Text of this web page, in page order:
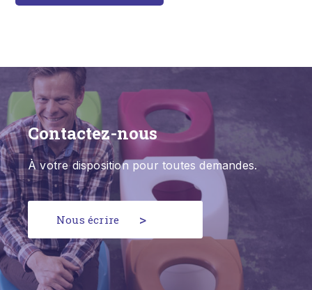
Contactez-nous
À votre disposition pour toutes demandes.
Nous écrire